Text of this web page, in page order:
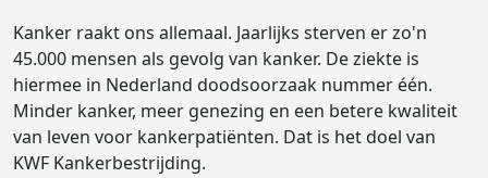
Kanker raakt ons allemaal. Jaarlijks sterven er zo'n
45.000 mensen als gevolg van kanker. De ziekte is
hiermee in Nederland doodsoorzaak nummer één.
Minder kanker, meer genezing en een betere kwaliteit
van leven voor kankerpatiënten. Dat is het doel van
KWF Kankerbestrijding.